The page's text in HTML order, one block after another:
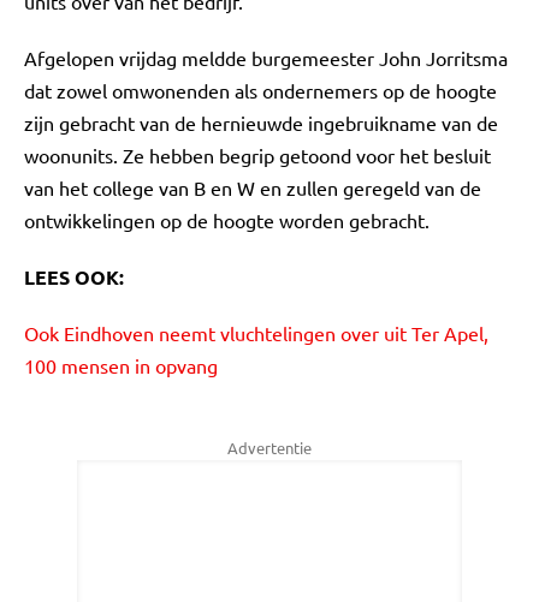
Afgelopen vrijdag meldde burgemeester John Jorritsma
dat zowel omwonenden als ondernemers op de hoogte
zijn gebracht van de hernieuwde ingebruikname van de
woonunits. Ze hebben begrip getoond voor het besluit
van het college van B en W en zullen geregeld van de
ontwikkelingen op de hoogte worden gebracht.
LEES OOK:
Ook Eindhoven neemt vluchtelingen over uit Ter Apel,
100 mensen in opvang
Advertentie